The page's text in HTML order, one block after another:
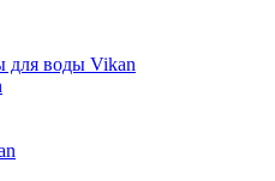
для воды Vikan